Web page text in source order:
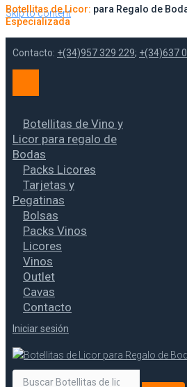
Skip to content
Botellitas de Licor: para Regalo de
Especializada
Contacto: +(34)957 329 229; +(34)637
Botellitas de Vino y
Licor para regalo de
Bodas
Packs Licores
Tarjetas y
Pegatinas
Bolsas
Packs Vinos
Licores
Vinos
Outlet
Cavas
Contacto
Iniciar sesión